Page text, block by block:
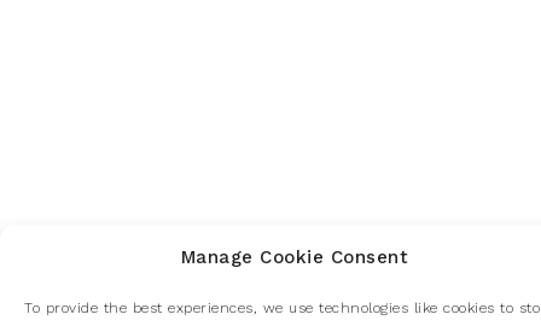
Manage Cookie Consent
To provide the best experiences, we use technologies like cookies to